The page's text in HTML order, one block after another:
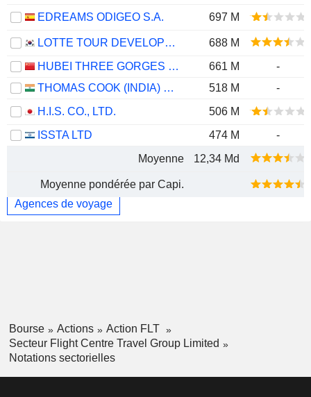
EDREAMS ODIGEO S.A.
697 M
LOTTE TOUR DEVELOPMENT CO., LTD.
688 M
HUBEI THREE GORGES TOURISM GROUP CO., LTD.
661 M
-
THOMAS COOK (INDIA) LIMITED
518 M
-
H.I.S. CO., LTD.
506 M
ISSTA LTD
474 M
-
Moyenne
12,34 Md
Moyenne pondérée par Capi.
Agences de voyage
Bourse Actions
Action FLT
Secteur Flight Centre Travel Group Limited
Notations sectorielles